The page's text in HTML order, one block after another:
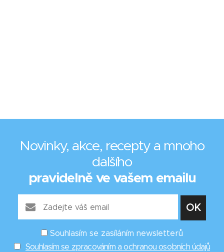
Novinky, akce, recepty a mnoho
dalšího
pravidelně ve vašem emailu
Souhlasím se zasíláním newsletterů
Souhlasím se zpracováním a ochranou osobních údajů